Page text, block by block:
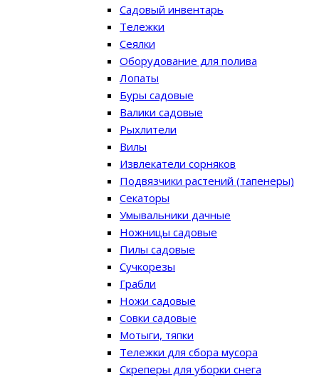
Садовый инвентарь
Тележки
Сеялки
Оборудование для полива
Лопаты
Буры садовые
Валики садовые
Рыхлители
Вилы
Извлекатели сорняков
Подвязчики растений (тапенеры)
Секаторы
Умывальники дачные
Ножницы садовые
Пилы садовые
Сучкорезы
Грабли
Ножи садовые
Совки садовые
Мотыги, тяпки
Тележки для сбора мусора
Скреперы для уборки снега